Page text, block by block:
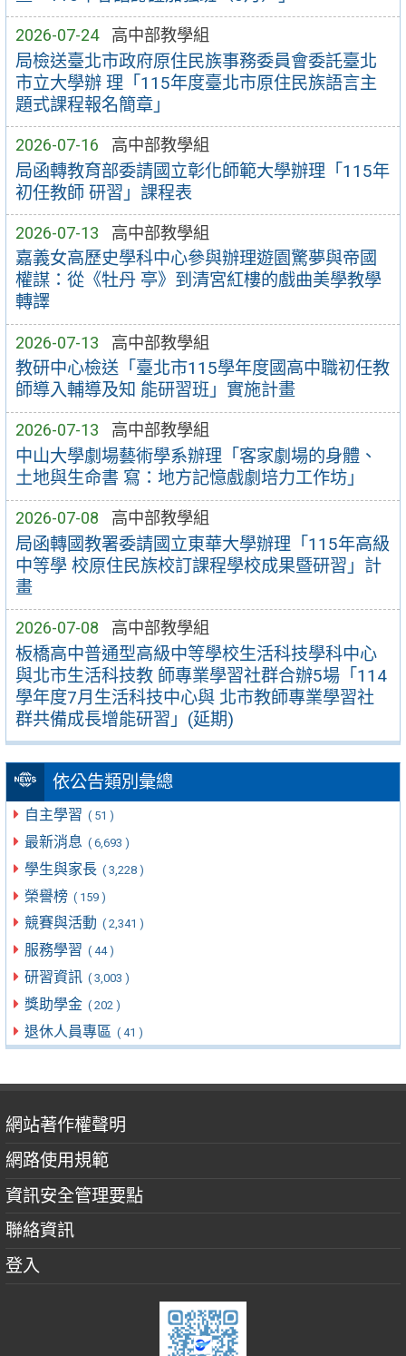
2026-07-24 高中部教學組
局檢送臺北市政府原住民族事務委員會委託臺北
市立大學辦 理「115年度臺北市原住民族語言主
題式課程報名簡章」
2026-07-16 高中部教學組
局函轉教育部委請國立彰化師範大學辦理「115年
初任教師 研習」課程表
2026-07-13 高中部教學組
嘉義女高歷史學科中心參與辦理遊園驚夢與帝國
權謀：從《牡丹 亭》到清宮紅樓的戲曲美學教學
轉譯
2026-07-13 高中部教學組
教研中心檢送「臺北市115學年度國高中職初任教
師導入輔導及知 能研習班」實施計畫
2026-07-13 高中部教學組
中山大學劇場藝術學系辦理「客家劇場的身體、
土地與生命書 寫：地方記憶戲劇培力工作坊」
2026-07-08 高中部教學組
局函轉國教署委請國立東華大學辦理「115年高級
中等學 校原住民族校訂課程學校成果暨研習」計
畫
2026-07-08 高中部教學組
板橋高中普通型高級中等學校生活科技學科中心
與北市生活科技教 師專業學習社群合辦5場「114
學年度7月生活科技中心與 北市教師專業學習社
群共備成長增能研習」(延期)
依公告類別彙總
自主學習 ( 51 )
最新消息 ( 6,693 )
學生與家長 ( 3,228 )
榮譽榜 ( 159 )
競賽與活動 ( 2,341 )
服務學習 ( 44 )
研習資訊 ( 3,003 )
獎助學金 ( 202 )
退休人員專區 ( 41 )
網站著作權聲明
網路使用規範
資訊安全管理要點
聯絡資訊
登入